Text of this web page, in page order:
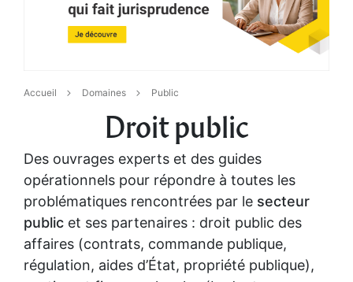
Accueil Domaines Public
Droit public
Des ouvrages experts et des guides
opérationnels pour répondre à toutes les
problématiques rencontrées par le secteur
public et ses partenaires : droit public des
affaires (contrats, commande publique,
régulation, aides d’État, propriété publique),